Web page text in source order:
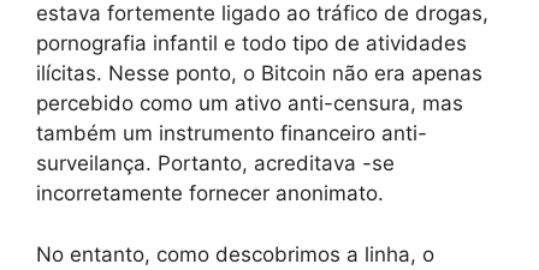
estava fortemente ligado ao tráfico de drogas,
pornografia infantil e todo tipo de atividades
ilícitas. Nesse ponto, o Bitcoin não era apenas
percebido como um ativo anti-censura, mas
também um instrumento financeiro anti-
surveilança. Portanto, acreditava -se
incorretamente fornecer anonimato.
No entanto, como descobrimos a linha, o